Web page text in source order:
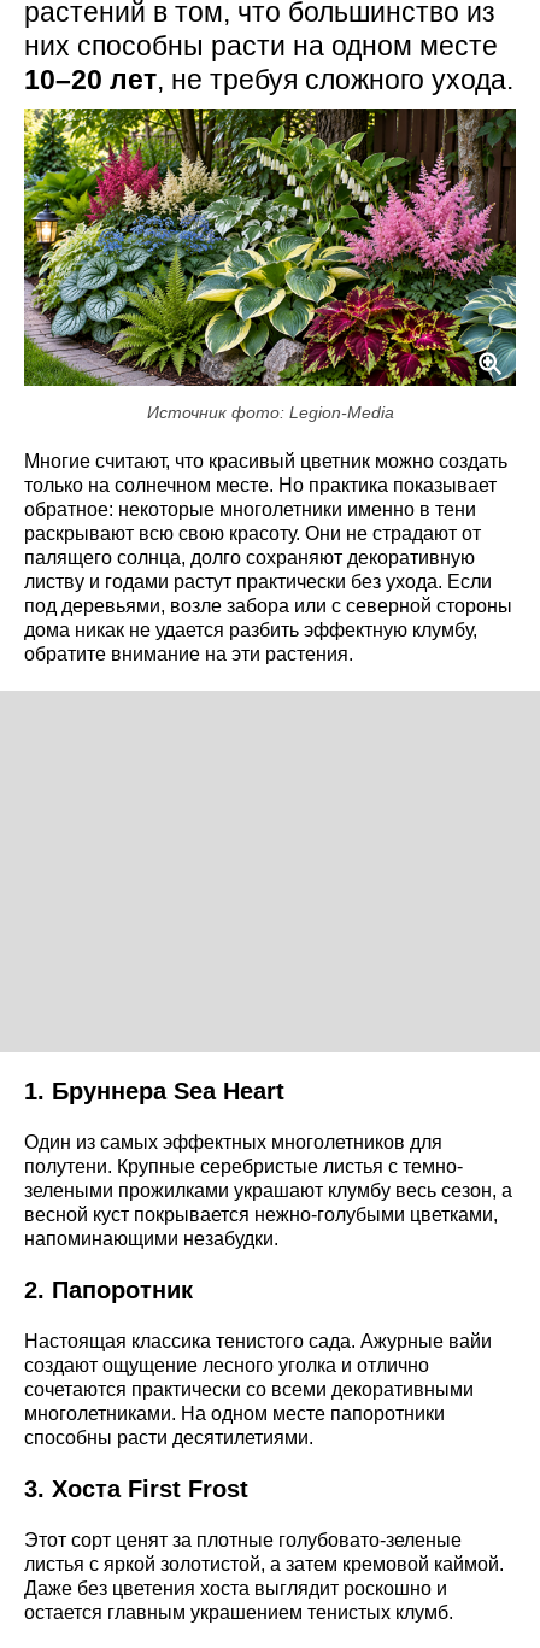
растений в том, что большинство из
них способны расти на одном месте
10–20 лет, не требуя сложного ухода.
Источник фото: Legion-Media
Многие считают, что красивый цветник можно создать
только на солнечном месте. Но практика показывает
обратное: некоторые многолетники именно в тени
раскрывают всю свою красоту. Они не страдают от
палящего солнца, долго сохраняют декоративную
листву и годами растут практически без ухода. Если
под деревьями, возле забора или с северной стороны
дома никак не удается разбить эффектную клумбу,
обратите внимание на эти растения.
1. Бруннера Sea Heart
Один из самых эффектных многолетников для
полутени. Крупные серебристые листья с темно-
зелеными прожилками украшают клумбу весь сезон, а
весной куст покрывается нежно-голубыми цветками,
напоминающими незабудки.
2. Папоротник
Настоящая классика тенистого сада. Ажурные вайи
создают ощущение лесного уголка и отлично
сочетаются практически со всеми декоративными
многолетниками. На одном месте папоротники
способны расти десятилетиями.
3. Хоста First Frost
Этот сорт ценят за плотные голубовато-зеленые
листья с яркой золотистой, а затем кремовой каймой.
Даже без цветения хоста выглядит роскошно и
остается главным украшением тенистых клумб.